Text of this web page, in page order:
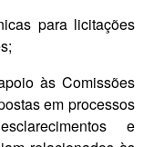
para licitações
às Comissões
em processos
e